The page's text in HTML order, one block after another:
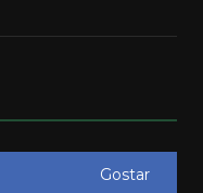
Gostar